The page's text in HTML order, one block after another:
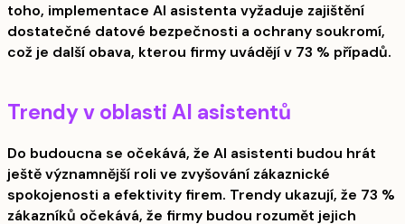
toho, implementace AI asistenta vyžaduje zajištění
dostatečné datové bezpečnosti a ochrany soukromí,
což je další obava, kterou firmy uvádějí v 73 % případů.
Trendy v oblasti AI asistentů
Do budoucna se očekává, že AI asistenti budou hrát
ještě významnější roli ve zvyšování zákaznické
spokojenosti a efektivity firem. Trendy ukazují, že 73 %
zákazníků očekává, že firmy budou rozumět jejich